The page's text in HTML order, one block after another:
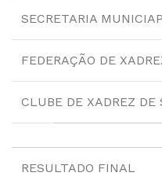
SECRETARIA
FEDERAÇÃO DE
CLUBE DE XADREZ DE
RESULTADO FINAL